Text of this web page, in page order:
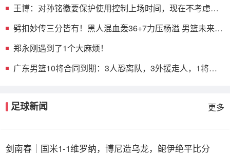
王博：对孙铭徽要保护使用控制上场时间，现在不考虑总
劈扣妙传三分皆有！黑人混血轰36+7力压杨溢 男篮未来十
郑永刚遇到了1个大麻烦！
广东男篮10将合同到期：3人恐离队，3外援走人，1将或
足球新闻 更多
剑南春｜国米1-1维罗纳，博尼造乌龙，鲍伊绝平比分